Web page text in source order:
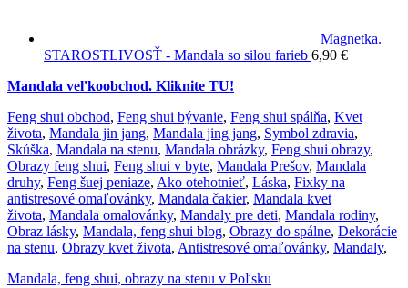
Magnetka.
STAROSTLIVOSŤ - Mandala so silou farieb 6,90 €
Mandala veľkoobchod. Kliknite TU!
Feng shui obchod, Feng shui bývanie, Feng shui spálňa, Kvet
života, Mandala jin jang, Mandala jing jang, Symbol zdravia,
Skúška, Mandala na stenu, Mandala obrázky, Feng shui obrazy,
Obrazy feng shui, Feng shui v byte, Mandala Prešov, Mandala
druhy, Feng šuej peniaze, Ako otehotnieť, Láska, Fixky na
antistresové omaľovánky, Mandala čakier, Mandala kvet
života, Mandala omalovánky, Mandaly pre deti, Mandala rodiny,
Obraz lásky, Mandala, feng shui blog, Obrazy do spálne, Dekorácie
na stenu, Obrazy kvet života, Antistresové omaľovánky, Mandaly,
Mandala, feng shui, obrazy na stenu v Poľsku